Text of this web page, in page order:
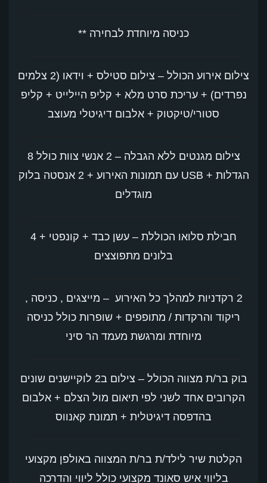
כניסה מיוחדת לבחירה **
צילום אירוע הכולל – צילום סטילס + וידאו (2 צלמים
נפרדים) + עריכת סרט מלא + קליפ היילייט + קליפ
סטורי/טיקטוק + אלבום דיגיטלי מעוצב
צילום מגנטים ללא הגבלה – 2 אנשי צוות כולל 8
הגדלות + USB עם תמונות האירוע + 2 אנסטה בלוק
מוגדלים
חבילת סלואו הכוללת – עשן כבד + קונפטי + 4
בלונים מתפוצצים
2 רקדניות למהלך כל האירוע – מייצגים , כניסה ,
ריקוד והרקדות / מתופפים + שופרות כולל כניסה
מיוחדת ומרגשת מעמד הר סיני
בוק בר/ת מצווה הכולל – צילום ב2 לוקיישנים שונים
הקרובים אחד לשני לפי תיאום מול הצלם + אלבום
בהדפסה דיגיטלית + תמונת קאנווס
הקלטת שיר לילד/ת בר/ת המצווה באולפן מקצועי
בליווי איש סאונד מקצועי כולל ליווי והדרכה